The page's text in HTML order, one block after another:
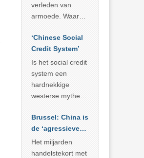
China’s
economisch
verleden van
armoede. Waar
voorbije veertig
jaar in slaagde
meer dan 800
miljoen mensen
uit de armoede
… >> lees meer
‘Chinese Social
Credit System’
Is het social credit
system een
hardnekkige
westerse mythe of
realiteit in China?
Brussel: China is
de ‘agressieve
schuldige’
Het miljarden
handelstekort met